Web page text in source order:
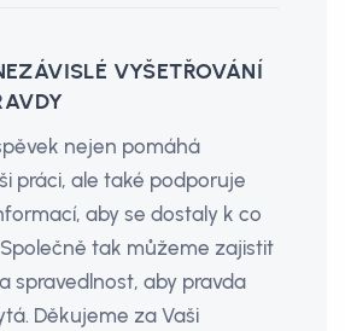
VYŠETŘOVÁNÍ
nejen pomáhá
práci, ale také podporuje
aby se dostaly k co
tak můžeme zajistit
spravedlnost, aby pravda
Děkujeme za Vaši